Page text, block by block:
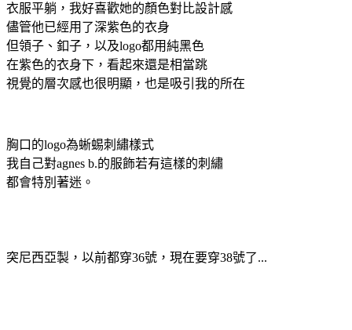
衣服平躺，我好喜歡她的顏色對比設計感
儘管他已經用了深紫色的衣身
但領子、釦子，以及logo都用純黑色
在紫色的衣身下，看起來還是相當跳
視覺的層次感也很明顯，也是吸引我的所在
胸口的logo為蜥蜴刺繡樣式
我自己對agnes b.的服飾若有這樣的刺繡
都會特別著迷。
突尼西亞製，以前都穿36號，現在要穿38號了...